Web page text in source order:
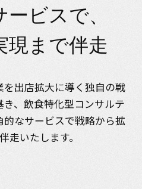
ー ビスで、
現ま で伴走
出店拡大に導く独自の戦
、 飲食特化型コンサルテ
的なサービスで戦略から拡
走いたします。